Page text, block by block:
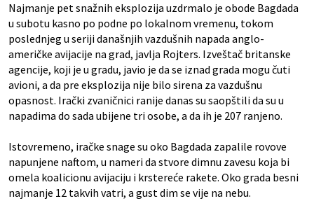
Najmanje pet snažnih eksplozija uzdrmalo je obode Bagdada
u subotu kasno po podne po lokalnom vremenu, tokom
poslednjeg u seriji današnjih vazdušnih napada anglo-
američke avijacije na grad, javlja Rojters. Izveštač britanske
agencije, koji je u gradu, javio je da se iznad grada mogu čuti
avioni, a da pre eksplozija nije bilo sirena za vazdušnu
opasnost. Irački zvaničnici ranije danas su saopštili da su u
napadima do sada ubijene tri osobe, a da ih je 207 ranjeno.
Istovremeno, iračke snage su oko Bagdada zapalile rovove
napunjene naftom, u nameri da stvore dimnu zavesu koja bi
omela koalicionu avijaciju i krstereće rakete. Oko grada besni
najmanje 12 takvih vatri, a gust dim se vije na nebu.